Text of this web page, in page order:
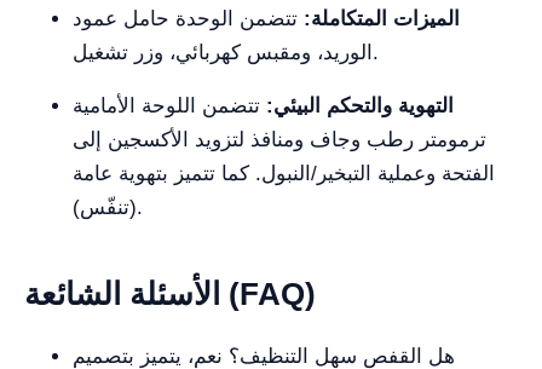
الميزات المتكاملة: تتضمن الوحدة حامل عمود
الوريد، ومقبس كهربائي، وزر تشغيل.
التهوية والتحكم البيئي: تتضمن اللوحة الأمامية
ترمومتر رطب وجاف ومنافذ لتزويد الأكسجين إلى
الفتحة وعملية التبخير/النبول. كما تتميز بتهوية عامة
(تنفّس).
الأسئلة الشائعة (FAQ)
هل القفص سهل التنظيف؟ نعم، يتميز بتصميم